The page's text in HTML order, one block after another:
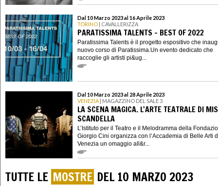
Dal 10 Marzo 2023 al 16 Aprile 2023
TORINO | CAVALLERIZZA
PARATISSIMA TALENTS - BEST OF 2022
Paratissima Talents è il progetto espositivo che
nuovo corso di Paratissima.Un evento dedicato che
raccoglie gli artisti pi&ug...
Dal 10 Marzo 2023 al 28 Aprile 2023
VENEZIA | MAGAZZINO DEL SALE 3
LA SCENA MAGICA. L'ARTE TEATRALE DI
SCANDELLA
L’Istituto per il Teatro e il Melodramma della
Giorgio Cini organizza con l’Accademia di Belle Arti
Venezia un omaggio all&r...
TUTTE LE MOSTRE DEL 10 MARZO 2023